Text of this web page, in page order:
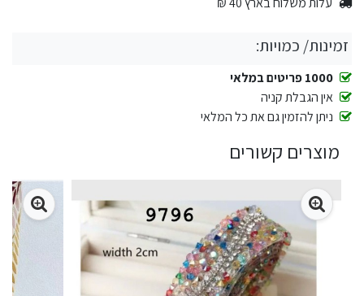
זמינות/ כמויות:
1000 פריטים במלאי
אין הגבלת קניה
ניתן להזמין גם את כל המלאי
מוצרים קשורים